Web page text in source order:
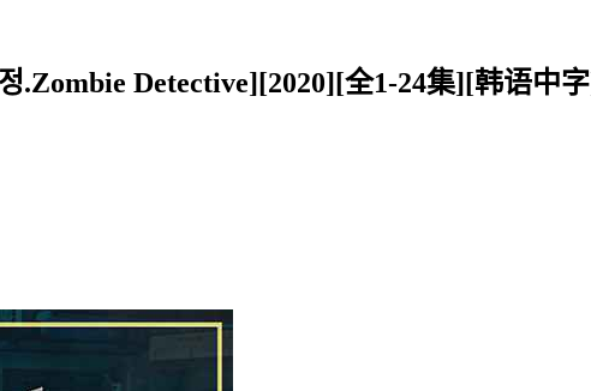
.Zombie Detective][2020][全1-24集][韩语中